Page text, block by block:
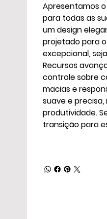
Apresentamos
para todas as
um design
projetado para
excepcional,
Recursos
controle sobre
macias e
suave e
produtividade.
transição para